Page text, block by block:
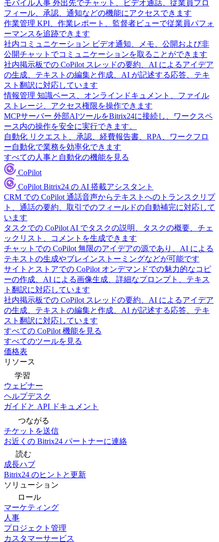
モバイル人事 外出先でチャット、ビデオ通話、従業員プロ
フィール、承認、通知などの機能にアクセスできます
作業管理 KPI、作業レポート、監督者ビューで従業員パフォ
ーマンスを追跡できます
社内コミュニケーション ビデオ通知、メモ、公開および非
公開チャットでコミュニケーションを取ることができます
社内掲示板での CoPilot スレッドの要約、AI によるアイデア
の生成、テキストの編集と作成、AI が記述する応答、テキ
スト翻訳に対応しています
情報管理 知識ベース、オンラインドキュメント、ファイル
ストレージ、アクセス権限を操作できます
MCPサーバー 外部AIツールをBitrix24に接続し、ワークスペ
ース内の操作を安全に実行できます。
自動化 リクエスト、承認、経費報告書、RPA、ワークフロ
ー自動化で業務を効率化できます
すべての人事と自動化の機能を見る
CoPilot
CoPilot Bitrix24 の AI 搭載アシスタント
CRM での CoPilot 通話音声からテキストへのトランスクリプ
ト、通話の要約、取引でのフィールドの自動補完に対応して
います
タスクでの CoPilot AI でタスクの説明、タスクの概要、チェ
ックリスト、コメントを生成できます
チャットでの CoPilot 無限のアイデアの源であり、AI による
テキストの生成やブレインストーミングなどが可能です
サイトとストアでの CoPilot オンデマンドでの魅力的なコピ
ーの作成、AI による画像生成、詳細なプロンプト、テキス
ト翻訳に対応しています
社内掲示板での CoPilot スレッドの要約、AI によるアイデア
の生成、テキストの編集と作成、AI が記述する応答、テキ
スト翻訳に対応しています
すべての CoPilot 機能を見る
すべてのツールを見る
価格表
リソース
学習
ウェビナー
ヘルプデスク
ガイドと API ドキュメント
つながる
チケットを送信
お近くの Bitrix24 パートナーに連絡
読む
成長ハブ
Bitrix24 のヒントと更新
ソリューション
ロール
マーケティング
人事
プロジェクト管理
カスタマーサービス